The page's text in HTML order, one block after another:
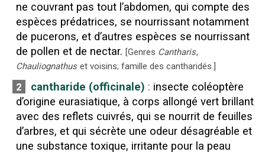
ne couvrant pas tout l’abdomen, qui compte des
espèces prédatrices, se nourrissant notamment
de pucerons, et d’autres espèces se nourrissant
de pollen et de nectar. [Genres Cantharis,
Chauliognathus et voisins; famille des cantharidés.]
2 cantharide (officinale) : insecte coléoptère
d’origine eurasiatique, à corps allongé vert brillant
avec des reflets cuivrés, qui se nourrit de feuilles
d’arbres, et qui sécrète une odeur désagréable et
une substance toxique, irritante pour la peau